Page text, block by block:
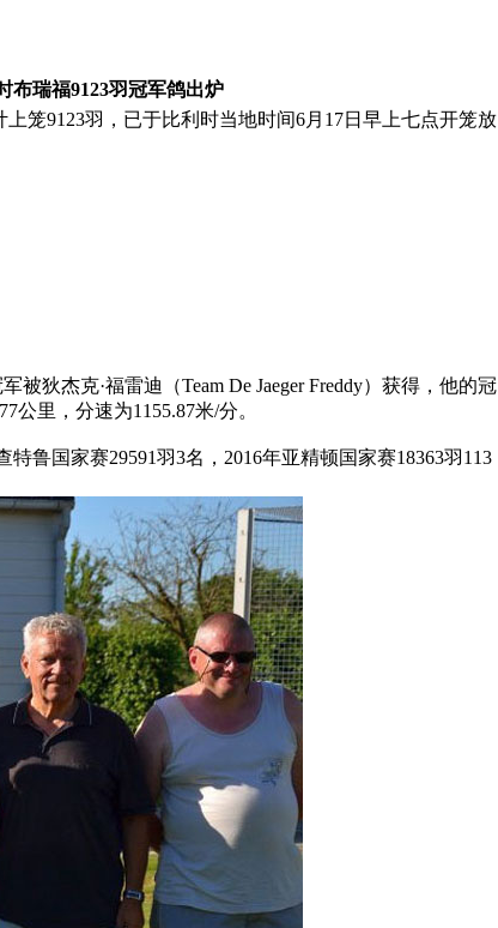
布瑞福9123羽冠军鸽出炉
笼9123羽，已于比利时当地时间6月17日早上七点开笼放
狄杰克·福雷迪（Team De Jaeger Freddy）获得，他的冠
公里，分速为1155.87米/分。
鲁国家赛29591羽3名，2016年亚精顿国家赛18363羽113